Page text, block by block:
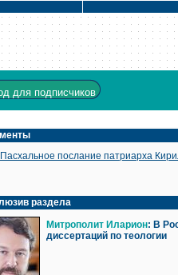
для подписчиков
Пасхальное послание патриарха
раздела
Митрополит Иларион: В
диссертаций по теологии